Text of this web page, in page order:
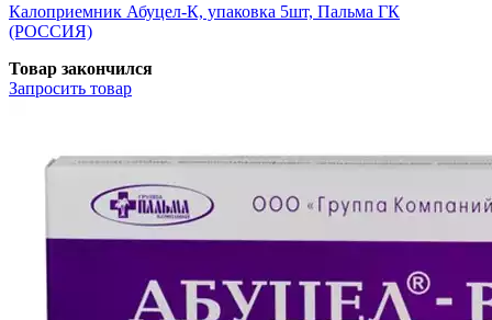
Калоприемник Абуцел-К, упаковка 5шт, Пальма ГК
(РОССИЯ)
Товар закончился
Запросить товар